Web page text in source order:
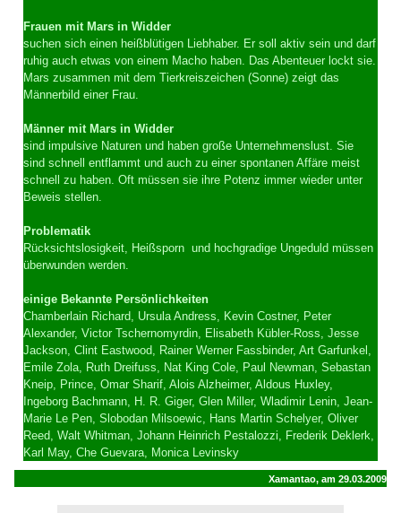
Frauen mit Mars in Widder
suchen sich einen heißblütigen Liebhaber. Er soll aktiv sein und darf
ruhig auch etwas von einem Macho haben. Das Abenteuer lockt sie.
Mars zusammen mit dem Tierkreiszeichen (Sonne) zeigt das
Männerbild einer Frau.
Männer mit Mars in Widder
sind impulsive Naturen und haben große Unternehmenslust. Sie
sind schnell entflammt und auch zu einer spontanen Affäre meist
schnell zu haben. Oft müssen sie ihre Potenz immer wieder unter
Beweis stellen.
Problematik
Rücksichtslosigkeit, Heißsporn und hochgradige Ungeduld müssen
überwunden werden.
einige Bekannte Persönlichkeiten
Chamberlain Richard, Ursula Andress, Kevin Costner, Peter
Alexander, Victor Tschernomyrdin, Elisabeth Kübler-Ross, Jesse
Jackson, Clint Eastwood, Rainer Werner Fassbinder, Art Garfunkel,
Emile Zola, Ruth Dreifuss, Nat King Cole, Paul Newman, Sebastan
Kneip, Prince, Omar Sharif, Alois Alzheimer, Aldous Huxley,
Ingeborg Bachmann, H. R. Giger, Glen Miller, Wladimir Lenin, Jean-
Marie Le Pen, Slobodan Milsoewic, Hans Martin Schelyer, Oliver
Reed, Walt Whitman, Johann Heinrich Pestalozzi, Frederik Deklerk,
Karl May, Che Guevara, Monica Levinsky
Xamantao, am 29.03.2009